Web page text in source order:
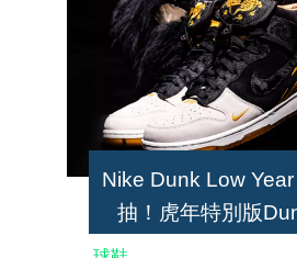
Nike Dunk Low
抽！虎年特別版